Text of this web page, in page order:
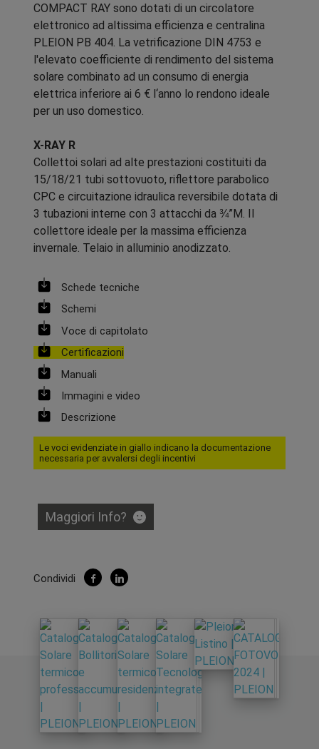
COMPACT RAY sono dotati di un circolatore
elettronico ad altissima efficienza e centralina
PLEION PB 404. La vetrificazione DIN 4753 e
l'elevato coefficiente di rendimento del sistema
solare combinato ad un consumo di energia
elettrica inferiore ai 6 € l‘anno lo rendono ideale
per un uso domestico.
X-RAY R
Collettoi solari ad alte prestazioni costituiti da
15/18/21 tubi sottovuoto, riflettore parabolico
CPC e circuitazione idraulica reversibile dotata di
3 tubazioni interne con 3 attacchi da ¾”M. Il
collettore ideale per la massima efficienza
invernale. Telaio in alluminio anodizzato.
Schede tecniche
Schemi
Voce di capitolato
Certificazioni
Manuali
Immagini e video
Descrizione
Le voci evidenziate in giallo indicano la documentazione
necessaria per avvalersi degli incentivi
Maggiori Info?
Condividi